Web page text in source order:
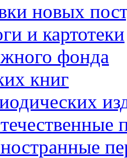
новых
и картотеки
фонда
книг